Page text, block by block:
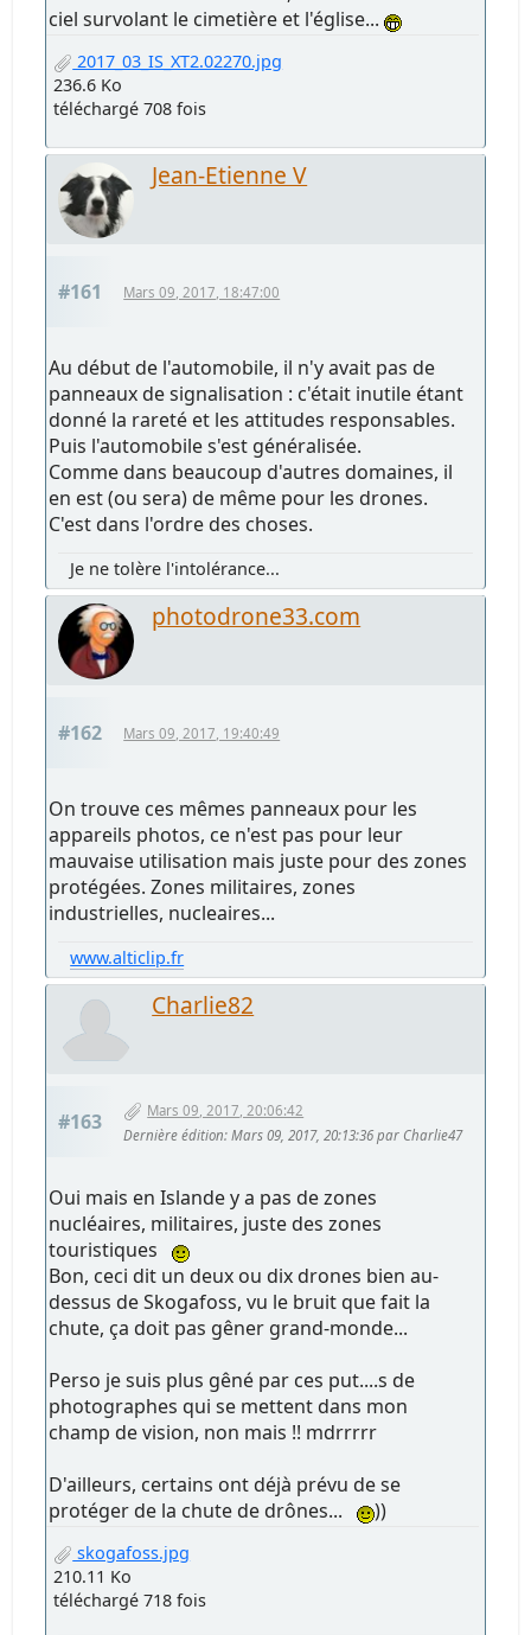
ciel survolant le cimetière et l'église...
2017_03_IS_XT2.02270.jpg
236.6 Ko
téléchargé 708 fois
Jean-Etienne V
#161 Mars 09, 2017, 18:47:00
Au début de l'automobile, il n'y avait pas de
panneaux de signalisation : c'était inutile étant
donné la rareté et les attitudes responsables.
Puis l'automobile s'est généralisée.
Comme dans beaucoup d'autres domaines, il
en est (ou sera) de même pour les drones.
C'est dans l'ordre des choses.
Je ne tolère l'intolérance...
photodrone33.com
#162 Mars 09, 2017, 19:40:49
On trouve ces mêmes panneaux pour les
appareils photos, ce n'est pas pour leur
mauvaise utilisation mais juste pour des zones
protégées. Zones militaires, zones
industrielles, nucleaires...
www.alticlip.fr
Charlie82
#163
Mars 09, 2017, 20:06:42
Dernière édition: Mars 09, 2017, 20:13:36 par Charlie47
Oui mais en Islande y a pas de zones
nucléaires, militaires, juste des zones
touristiques
Bon, ceci dit un deux ou dix drones bien au-
dessus de Skogafoss, vu le bruit que fait la
chute, ça doit pas gêner grand-monde...
Perso je suis plus gêné par ces put....s de
photographes qui se mettent dans mon
champ de vision, non mais !! mdrrrrr
D'ailleurs, certains ont déjà prévu de se
protéger de la chute de drônes...
))
skogafoss.jpg
210.11 Ko
téléchargé 718 fois